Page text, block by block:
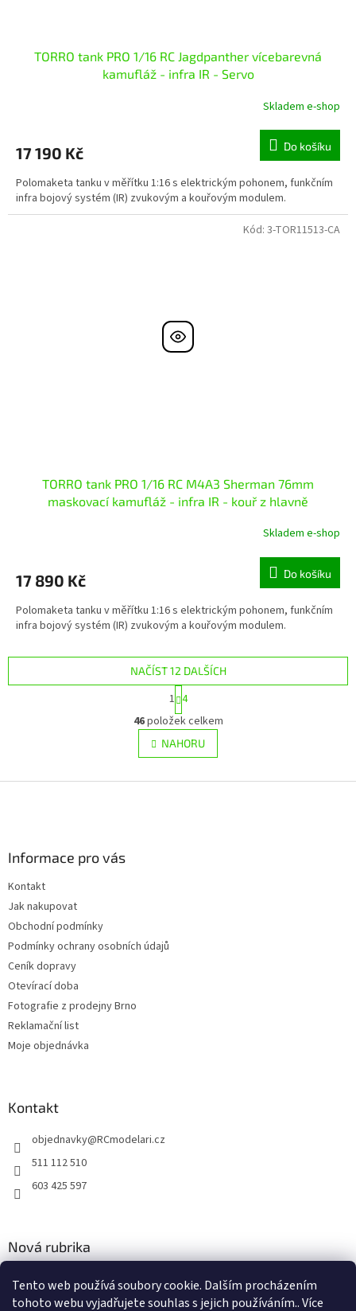
Tento web používá soubory cookie. Dalším procházením
tohoto webu vyjadřujete souhlas s jejich používáním.. Více
TORRO tank PRO 1/16 RC Jagdpanther vícebarevná
kamufláž - infra IR - Servo
Skladem e-shop
17 190 Kč Do košíku
Polomaketa tanku v měřítku 1:16 s elektrickým pohonem, funkčním
infra bojový systém (IR) zvukovým a kouřovým modulem.
TORRO tank PRO 1/16 RC M4A3 Sherman 76mm
maskovací kamufláž - infra IR - kouř z hlavně
Skladem e-shop
17 890 Kč Do košíku
Polomaketa tanku v měřítku 1:16 s elektrickým pohonem, funkčním
infra bojový systém (IR) zvukovým a kouřovým modulem.
Kód: 3-TOR11513-CA
O
v
l
á
NAČÍST 12 DALŠÍCH
S
t
r
á
n
k
v
1 4
46položek celkem
NAHORU
Informace pro vás
Kontakt
Jak nakupovat
Obchodní podmínky
Podmínky ochrany osobních údajů
Ceník dopravy
Otevírací doba
Fotografie z prodejny Brno
Reklamační list
Moje objednávka
Kontakt
objednavky@RCmodelari.cz
511 112 510
603 425 597
Nová rubrika
2.4.2020